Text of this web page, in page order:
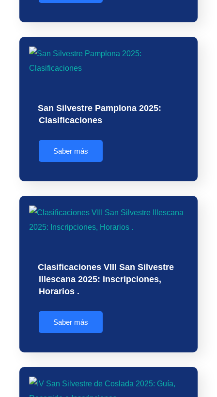
San Silvestre Pamplona 2025:
Clasificaciones
Saber más
Clasificaciones VIII San Silvestre
Illescana 2025: Inscripciones,
Horarios .
Saber más